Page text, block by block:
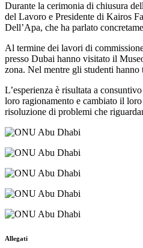
Durante la cerimonia di chiusura
del Lavoro e Presidente di Kairos
Dell’Apa, che ha parlato
Al termine dei lavori di
presso Dubai hanno visitato il
zona. Nel mentre gli studenti
L’esperienza è risultata a
loro ragionamento e cambiato il
risoluzione di problemi che
Allegati